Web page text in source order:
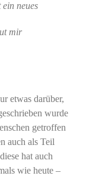
neues
mir
etwas darüber,
wurde
getroffen
auch als Teil
hat auch
wie heute –